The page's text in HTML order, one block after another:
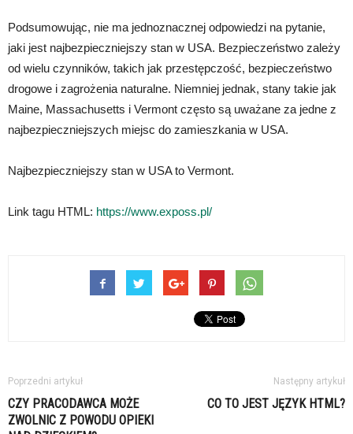
Podsumowując, nie ma jednoznacznej odpowiedzi na pytanie,
jaki jest najbezpieczniejszy stan w USA. Bezpieczeństwo zależy
od wielu czynników, takich jak przestępczość, bezpieczeństwo
drogowe i zagrożenia naturalne. Niemniej jednak, stany takie jak
Maine, Massachusetts i Vermont często są uważane za jedne z
najbezpieczniejszych miejsc do zamieszkania w USA.
Najbezpieczniejszy stan w USA to Vermont.
Link tagu HTML: https://www.exposs.pl/
Poprzedni artykuł
CZY PRACODAWCA MOŻE
ZWOLNIC Z POWODU OPIEKI
Następny artykuł
CO TO JEST JĘZYK HTML?